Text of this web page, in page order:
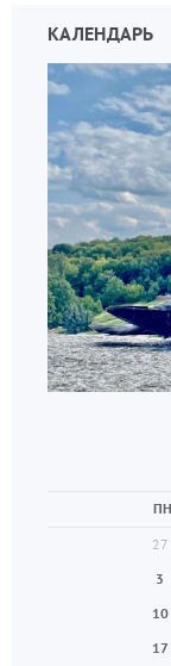
КАЛЕНДАРЬ
ПН
27
3
10
17